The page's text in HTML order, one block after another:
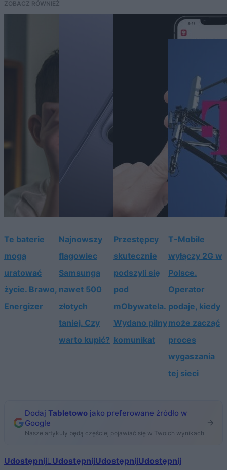
ZOBACZ RÓWNIEŻ
Te baterie
mogą
uratować
życie. Brawo,
Energizer
Najnowszy
flagowiec
Samsunga
nawet 500
złotych
taniej. Czy
warto kupić?
Przestępcy
skutecznie
podszyli się
pod
mObywatela.
Wydano pilny
komunikat
T-Mobile
wyłączy 2G w
Polsce.
Operator
podaje, kiedy
może zacząć
proces
wygaszania
tej sieci
Dodaj Tabletowo jako preferowane źródło w
Google
Nasze artykuły będą częściej pojawiać się w Twoich wynikach
Udostępnij UdostępnijUdostępnijUdostępnij